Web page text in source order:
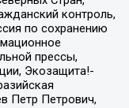
контроль,
по сохранению
прессы,
Экозащита!-
Петр Петрович,